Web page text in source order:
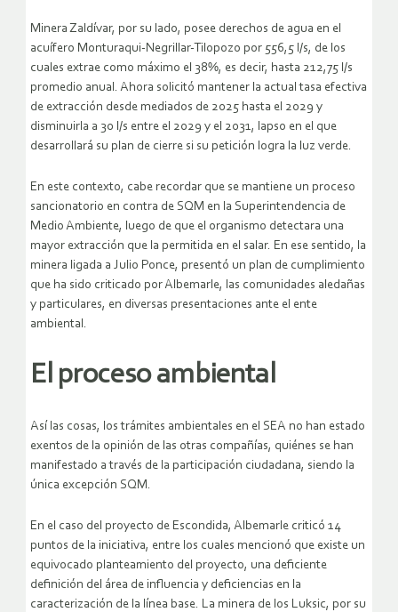
Minera Zaldívar, por su lado, posee derechos de agua en el
acuífero Monturaqui-Negrillar-Tilopozo por 556,5 l/s, de los
cuales extrae como máximo el 38%, es decir, hasta 212,75 l/s
promedio anual. Ahora solicitó mantener la actual tasa efectiva
de extracción desde mediados de 2025 hasta el 2029 y
disminuirla a 30 l/s entre el 2029 y el 2031, lapso en el que
desarrollará su plan de cierre si su petición logra la luz verde.
En este contexto, cabe recordar que se mantiene un proceso
sancionatorio en contra de SQM en la Superintendencia de
Medio Ambiente, luego de que el organismo detectara una
mayor extracción que la permitida en el salar. En ese sentido, la
minera ligada a Julio Ponce, presentó un plan de cumplimiento
que ha sido criticado por Albemarle, las comunidades aledañas
y particulares, en diversas presentaciones ante el ente
ambiental.
El proceso ambiental
Así las cosas, los trámites ambientales en el SEA no han estado
exentos de la opinión de las otras compañías, quiénes se han
manifestado a través de la participación ciudadana, siendo la
única excepción SQM.
En el caso del proyecto de Escondida, Albemarle criticó 14
puntos de la iniciativa, entre los cuales mencionó que existe un
equivocado planteamiento del proyecto, una deficiente
definición del área de influencia y deficiencias en la
caracterización de la línea base. La minera de los Luksic, por su